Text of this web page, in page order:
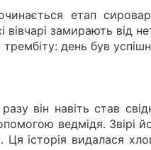
етап
замирають від
день був
він навіть став
ведмідя. Звірі
Ця історія видалася